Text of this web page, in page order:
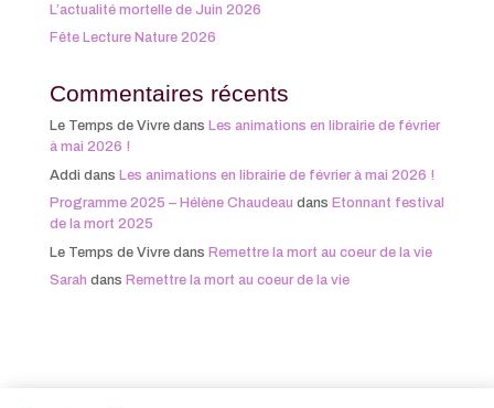
L’actualité mortelle de Juin 2026
Fête Lecture Nature 2026
Commentaires récents
Le Temps de Vivredans Les animations en librairie de février
à mai 2026 !
Addi dans Les animations en librairie de février à mai 2026 !
Programme 2025 – Hélène Chaudeau dans Etonnant festival
de la mort 2025
Le Temps de Vivredans Remettre la mort au coeur de la vie
Sarah dans Remettre la mort au coeur de la vie